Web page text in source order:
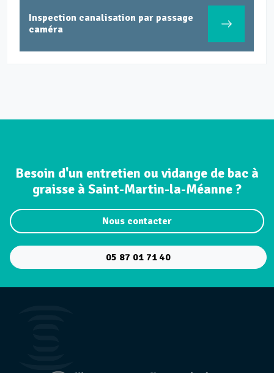
Inspection canalisation par passage
caméra
Besoin d'un entretien ou vidange de bac à
graisse à Saint-Martin-la-Méanne ?
Nous contacter
05 87 01 71 40